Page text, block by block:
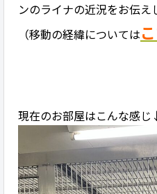
ンのライナの近況をお伝え
（移動の経緯については
現在のお部屋はこんな感じ